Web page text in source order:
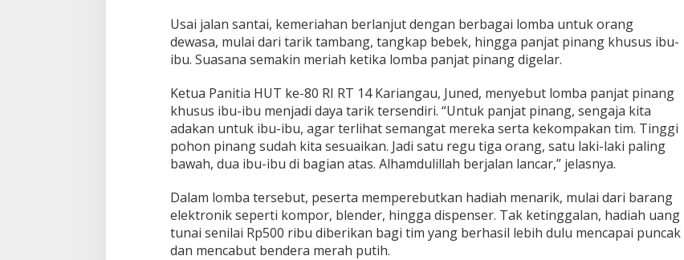
Usai jalan santai, kemeriahan berlanjut dengan berbagai lomba untuk orang
dewasa, mulai dari tarik tambang, tangkap bebek, hingga panjat pinang khusus ibu-
ibu. Suasana semakin meriah ketika lomba panjat pinang digelar.
Ketua Panitia HUT ke-80 RI RT 14 Kariangau, Juned, menyebut lomba panjat pinang
khusus ibu-ibu menjadi daya tarik tersendiri. “Untuk panjat pinang, sengaja kita
adakan untuk ibu-ibu, agar terlihat semangat mereka serta kekompakan tim. Tinggi
pohon pinang sudah kita sesuaikan. Jadi satu regu tiga orang, satu laki-laki paling
bawah, dua ibu-ibu di bagian atas. Alhamdulillah berjalan lancar,” jelasnya.
Dalam lomba tersebut, peserta memperebutkan hadiah menarik, mulai dari barang
elektronik seperti kompor, blender, hingga dispenser. Tak ketinggalan, hadiah uang
tunai senilai Rp500 ribu diberikan bagi tim yang berhasil lebih dulu mencapai puncak
dan mencabut bendera merah putih.